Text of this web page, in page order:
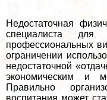
Недостаточная
специалиста для
профессиональных
ограничении
недостаточной
экономическим и
Правильно